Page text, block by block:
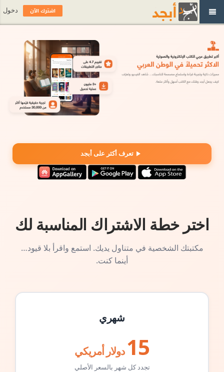
تعرف أكثر على أبجد
اختر خطة الاشتراك المناسبة لك
مكتبتك الشخصية في متناول يديك. استمع واقرأ بلا قيود…
أينما كنت.
شهري
15 دولار أمريكي
تجدد كل شهر بالسعر الأصلي
اشترك الآن دخول